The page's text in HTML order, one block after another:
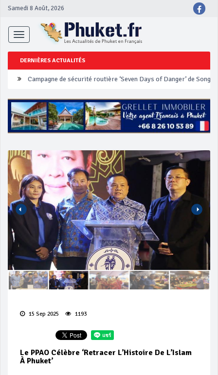
Samedi 8 Août, 2026
Toggle
navigation
DERNIÈRES ACTUALITÉS
Un touriste français blessé en se faisant arracher son collier en
Phuket Peranakan Festival
‘Phuket Eye’ assurera la sécurité pendant Songkran
Campagne de sécurité routière ‘Seven Days of Danger’ de
15 Sep 2025 1193
Le PPAO Célèbre ‘Retracer L’Histoire De L’Islam
À Phuket’